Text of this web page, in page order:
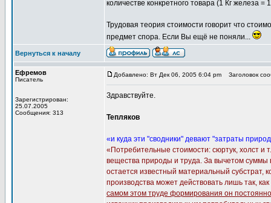
количестве конкретного товара (1 Кг железа =
Трудовая теория стоимости говорит что
предмет спора. Если Вы ещё не поняли...
Вернуться к началу
Ефремов
Писатель
Зарегистрирован:
25.07.2005
Сообщения: 313
Добавлено: Вт Дек 06, 2005 6:04 pm Заголовок
Здравствуйте.
Тепляков
«и куда эти "сводники" девают "затраты
«Потребительные стоимости: сюртук, холст и
вещества природы и труда. За вычетом суммы
остается известный материальный субстрат,
производства может действовать лишь так,
самом этом труде формирования он